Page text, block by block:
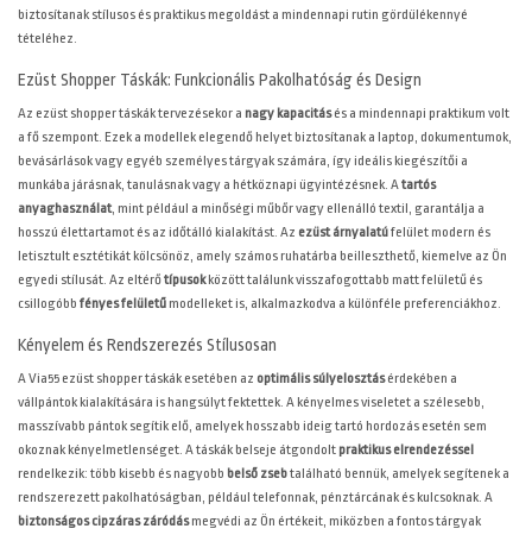
biztosítanak stílusos és praktikus megoldást a mindennapi rutin gördülékennyé
tételéhez.
Ezüst Shopper Táskák: Funkcionális Pakolhatóság és Design
Az ezüst shopper táskák tervezésekor a nagy kapacitásés a mindennapi praktikum volt
a fő szempont. Ezek a modellek elegendő helyet biztosítanak a laptop, dokumentumok,
bevásárlások vagy egyéb személyes tárgyak számára, így ideális kiegészítői a
munkába járásnak, tanulásnak vagy a hétköznapi ügyintézésnek. Atartós
anyaghasználat, mint például a minőségi műbőr vagy ellenálló textil, garantálja a
hosszú élettartamot és az időtálló kialakítást. Az ezüst árnyalatúfelület modern és
letisztult esztétikát kölcsönöz, amely számos ruhatárba beilleszthető, kiemelve az Ön
egyedi stílusát. Az eltérőtípusokközött találunk visszafogottabb matt felületű és
csillogóbb fényes felületű modelleket is, alkalmazkodva a különféle preferenciákhoz.
Kényelem és Rendszerezés Stílusosan
A Via55 ezüst shopper táskák esetében az optimális súlyelosztásérdekében a
vállpántok kialakítására is hangsúlyt fektettek. A kényelmes viseletet a szélesebb,
masszívabb pántok segítik elő, amelyek hosszabb ideig tartó hordozás esetén sem
okoznak kényelmetlenséget. A táskák belseje átgondolt praktikus elrendezéssel
rendelkezik: több kisebb és nagyobb belső zsebtalálható bennük, amelyek segítenek a
rendszerezett pakolhatóságban, például telefonnak, pénztárcának és kulcsoknak. A
biztonságos cipzáras záródásmegvédi az Ön értékeit, miközben a fontos tárgyak